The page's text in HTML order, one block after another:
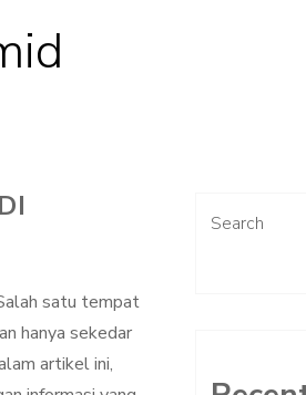
satu tempat
hanya sekedar
artikel ini,
Search